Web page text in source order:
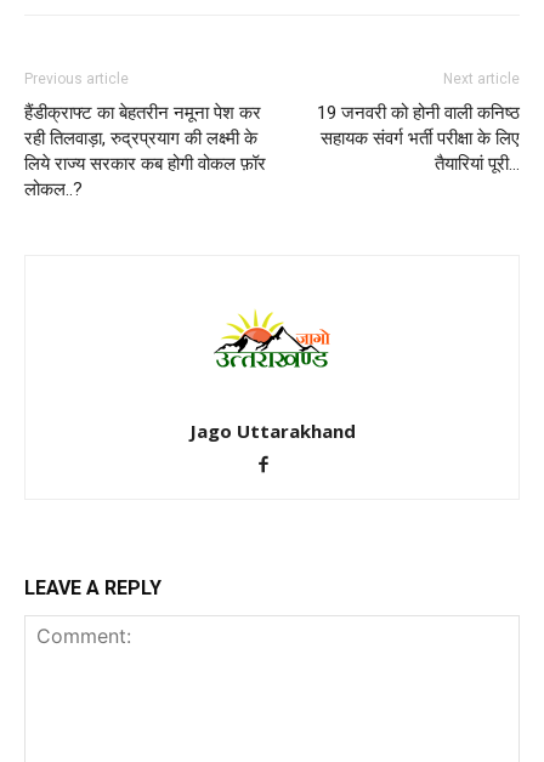
Previous article
हैंडीक्राफ्ट का बेहतरीन नमूना पेश कर
रही तिलवाड़ा, रुद्रप्रयाग की लक्ष्मी के
लिये राज्य सरकार कब होगी वोकल फ़ॉर
लोकल..?
Next article
19 जनवरी को होनी वाली कनिष्ठ
सहायक संवर्ग भर्ती परीक्षा के लिए
तैयारियां पूरी…
Jago Uttarakhand
LEAVE A REPLY